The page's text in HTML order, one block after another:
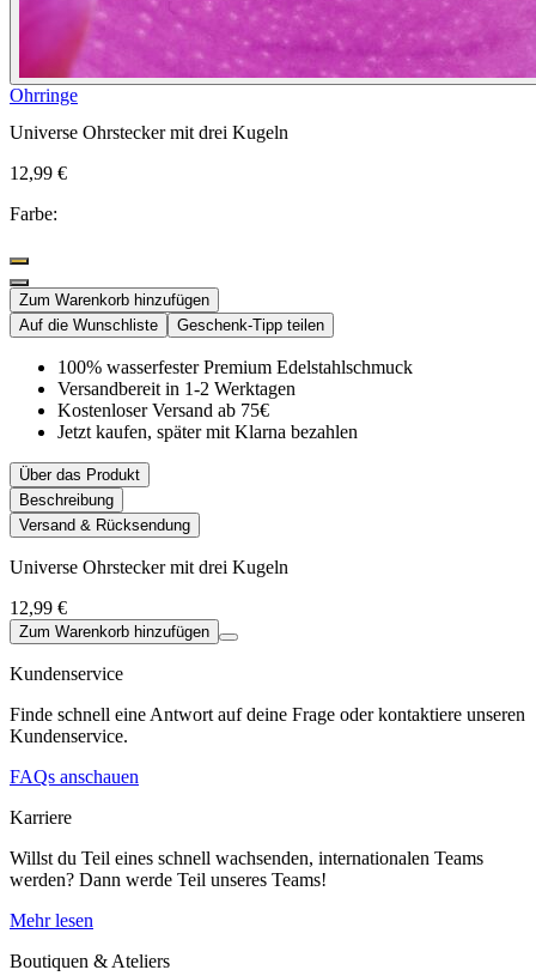
Ohrringe
Universe Ohrstecker mit drei Kugeln
12,99 €
Farbe:
Zum Warenkorb hinzufügen
Auf die Wunschliste
Geschenk-Tipp teilen
100% wasserfester Premium Edelstahlschmuck
Versandbereit in 1-2 Werktagen
Kostenloser Versand ab 75€
Jetzt kaufen, später mit Klarna bezahlen
Über das Produkt
Beschreibung
Versand & Rücksendung
Universe Ohrstecker mit drei Kugeln
12,99 €
Zum Warenkorb hinzufügen
Kundenservice
Finde schnell eine Antwort auf deine Frage oder kontaktiere unseren
Kundenservice.
FAQs anschauen
Karriere
Willst du Teil eines schnell wachsenden, internationalen Teams
werden? Dann werde Teil unseres Teams!
Mehr lesen
Boutiquen & Ateliers